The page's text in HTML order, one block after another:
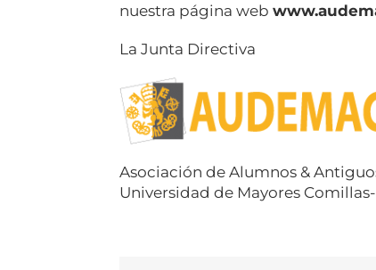
nuestra página web
La Junta Directiva
Asociación de Alumnos &
Universidad de Mayores